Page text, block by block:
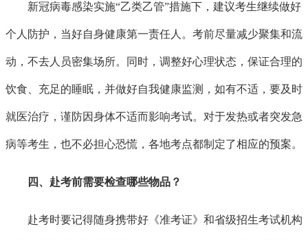
新冠病毒感染实施“乙类乙管”措施下，建议考生继续做好
个人防护，当好自身健康第一责任人。考前尽量减少聚集和流
动，不去人员密集场所。同时，调整好心理状态，保证合理的
饮食、充足的睡眠，并做好自我健康监测，如有不适，要及时
就医治疗，谨防因身体不适而影响考试。对于发热或者突发急
病等考生，也不必担心恐慌，各地考点都制定了相应的预案。
四、赴考前需要检查哪些物品？
赴考时要记得随身携带好《准考证》和省级招生考试机构